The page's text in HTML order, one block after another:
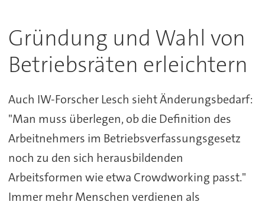
Gründung und Wahl von
Betriebsräten erleichtern
Auch IW-Forscher Lesch sieht Änderungsbedarf:
"Man muss überlegen, ob die Definition des
Arbeitnehmers im Betriebsverfassungsgesetz
noch zu den sich herausbildenden
Arbeitsformen wie etwa Crowdworking passt."
Immer mehr Menschen verdienen als